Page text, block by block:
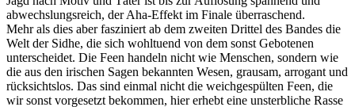
abwechslungsreich, der Aha-Effekt im Finale überraschend.
Mehr als dies aber fasziniert ab dem zweiten Drittel des Bandes die
Welt der Sidhe, die sich wohltuend von dem sonst Gebotenen
unterscheidet. Die Feen handeln nicht wie Menschen, sondern wie
die aus den irischen Sagen bekannten Wesen, grausam, arrogant und
rücksichtslos. Das sind einmal nicht die weichgespülten Feen, die
wir sonst vorgesetzt bekommen, hier erhebt eine unsterbliche Rasse